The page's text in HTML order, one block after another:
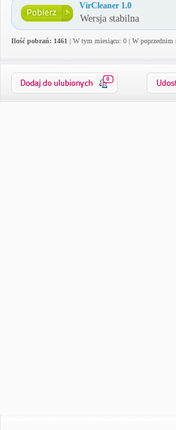
VirCleaner 1.0
Wersja stabilna
Ilość pobrań: 1461 | W tym miesiącu: 0 | W poprzednim
0